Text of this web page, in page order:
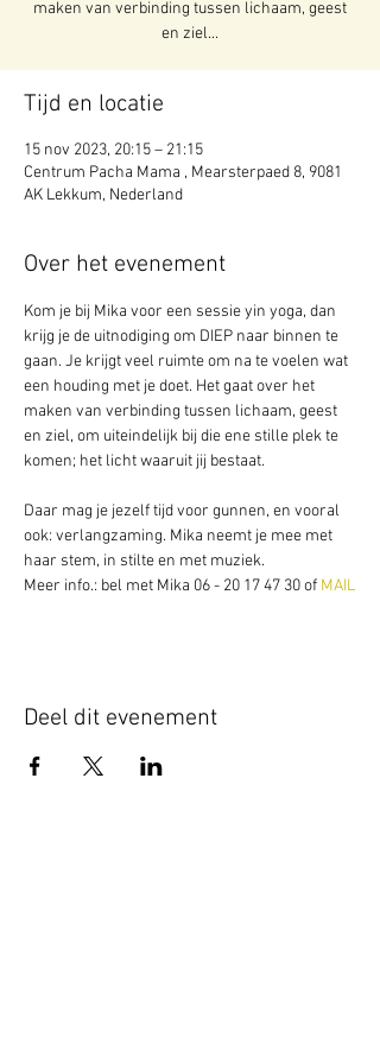
maken van verbinding tussen lichaam, geest
en ziel...
Tijd en locatie
15 nov 2023, 20:15 – 21:15
Centrum Pacha Mama , Mearsterpaed 8, 9081
AK Lekkum, Nederland
Over het evenement
Kom je bij Mika voor een sessie yin yoga, dan
krijg je de uitnodiging om DIEP naar binnen te
gaan. Je krijgt veel ruimte om na te voelen wat
een houding met je doet. Het gaat over het
maken van verbinding tussen lichaam, geest
en ziel, om uiteindelijk bij die ene stille plek te
komen; het licht waaruit jij bestaat.
Daar mag je jezelf tijd voor gunnen, en vooral
ook: verlangzaming. Mika neemt je mee met
haar stem, in stilte en met muziek.
Meer info.: bel met Mika 06 - 20 17 47 30 of MAIL
Deel dit evenement